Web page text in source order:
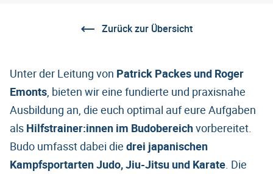
Zurück zur Übersicht
Unter der Leitung von Patrick Packes und Roger
Emonts, bieten wir eine fundierte und praxisnahe
Ausbildung an, die euch optimal auf eure Aufgaben
als Hilfstrainer:innen im Budobereichvorbereitet.
Budo umfasst dabei die drei japanischen
Kampfsportarten Judo, Jiu-Jitsu und Karate. Die